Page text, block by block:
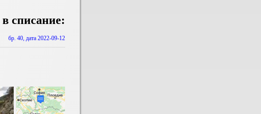
списание:
бр. 40, дата 2022-09-12